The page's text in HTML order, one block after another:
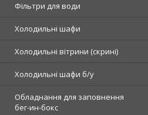
Фільтри для води
Холодильні шафи
Холодильні вітрини (скрині)
Холодильні шафи б/у
Обладнання для заповнення
бег-ин-бокс